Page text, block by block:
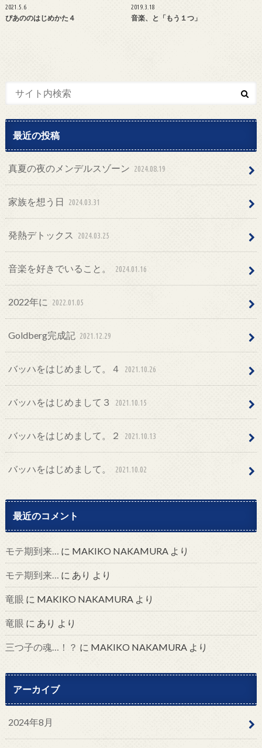
2021.5.6
ぴあののはじめかた４
2019.3.18
音楽、と「もう１つ」
最近の投稿
真夏の夜のメンデルスゾーン 2024.08.19
家族を想う日 2024.03.31
発熱デトックス 2024.03.25
音楽を好きでいること。 2024.01.16
2022年に 2022.01.05
Goldberg完成記 2021.12.29
バッハをはじめまして。４ 2021.10.26
バッハをはじめまして３ 2021.10.15
バッハをはじめまして。２ 2021.10.13
バッハをはじめまして。 2021.10.02
最近のコメント
モテ期到来… に MAKIKO NAKAMURAより
モテ期到来… に あり より
竜眼 に MAKIKO NAKAMURAより
竜眼 に あり より
三つ子の魂…！？ に MAKIKO NAKAMURAより
アーカイブ
2024年8月